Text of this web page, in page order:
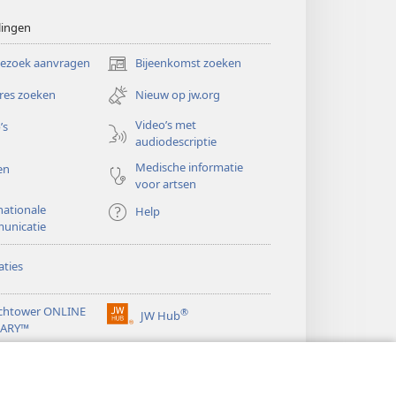
aanvragen Bijeenkomst zoeken
(opent
nieuw
venster)
zoeken
Nieuw op jw.org
Video’s met
audiodescriptie
Medische informatie
voor artsen
Help
ONLINE
JW Hub®
(opent
nieuw